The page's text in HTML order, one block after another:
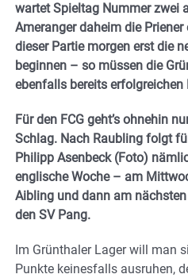
wartet Spieltag Nummer zwei
Ameranger daheim die
dieser Partie morgen erst die
beginnen – so müssen die
ebenfalls bereits erfolgreichen
Für den FCG geht’s ohnehin
Schlag. Nach Raubling folgt
Philipp Asenbeck (Foto)
englische Woche – am
Aibling und dann am
den SV Pang.
Im Grünthaler Lager will man
Punkte keinesfalls ausruhen,